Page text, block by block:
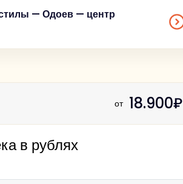
что никогда не существовало и что
раз, - с той роковой минуты я
— Одоев — центр
от 18.900₽
в рублях